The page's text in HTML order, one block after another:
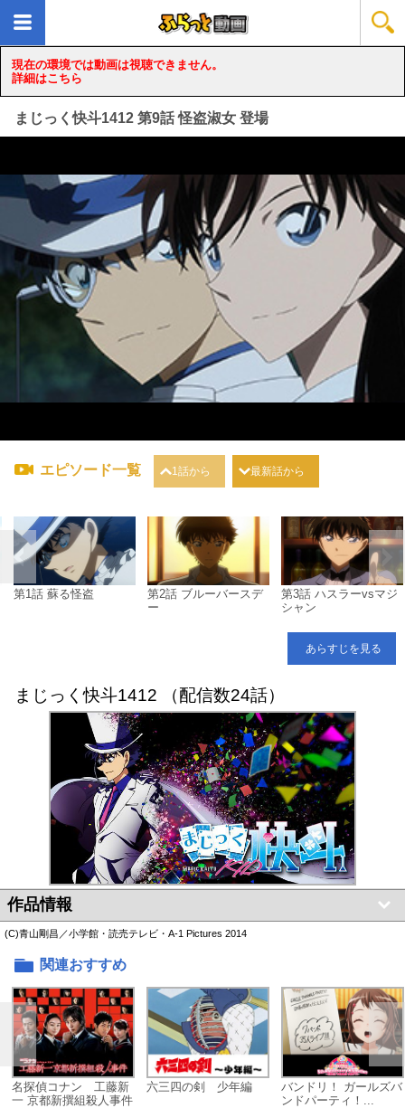
現在の環境では動画は視聴できません。
詳細はこちら
まじっく快斗1412 第9話 怪盗淑女 登場
loading...
エピソード一覧 1話から 最新話から
第1話 蘇る怪盗
第2話 ブルーバースデ
ー
第3話 ハスラーvsマジ
シャン
あらすじを見る
まじっく快斗1412 （配信数24話）
作品情報
(C)青山剛昌／小学館・読売テレビ・A-1 Pictures 2014
関連おすすめ
名探偵コナン 工藤新
一 京都新撰組殺人事件
六三四の剣 少年編
バンドリ！ ガールズバ
ンドパーティ！...